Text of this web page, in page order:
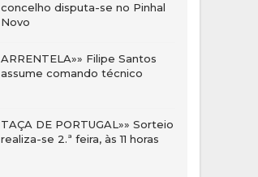
concelho disputa-se no Pinhal
Novo
ARRENTELA»» Filipe Santos
assume comando técnico
TAÇA DE PORTUGAL»» Sorteio
realiza-se 2.ª feira, às 11 horas